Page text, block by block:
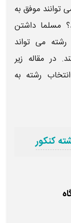
توانند موفق به
مسلما داشتن
رشته می تواند
در مقاله زیر
رشته به
کنکور